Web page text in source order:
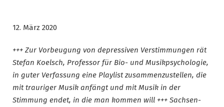
12. März 2020
+++ Zur Vorbeugung von depressiven Verstimmungen rät
Stefan Koelsch, Professor für Bio- und Musikpsychologie,
in guter Verfassung eine Playlist zusammenzustellen, die
mit trauriger Musik anfängt und mit Musik in der
Stimmung endet, in die man kommen will +++ Sachsen-